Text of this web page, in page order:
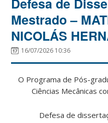
Mestrado –
NICOLÁS
16/07/2026 10:36
O Programa de Pós-
Ciências Mecânicas
Defesa de